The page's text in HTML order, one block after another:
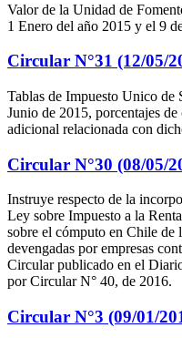
Valor de la Unidad de
1 Enero del año 2015 y el 9
Circular N°31 (12/05/
Tablas de Impuesto Unico de
Junio de 2015, porcentajes
adicional relacionada con
Circular N°30 (08/05/
Instruye respecto de la
Ley sobre Impuesto a la
sobre el cómputo en Chile de
devengadas por empresas
Circular publicado en el
por Circular N° 40, de 2016.
Circular N°3 (09/01/